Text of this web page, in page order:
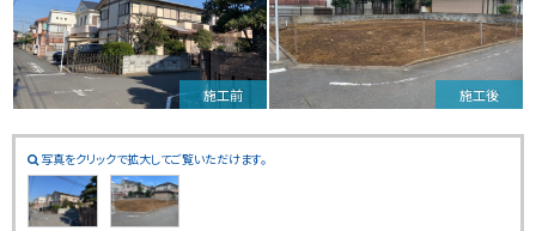
施工前 施工後
写真をクリックで拡大してご覧いただけます。